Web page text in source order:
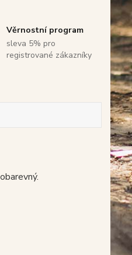
Věrnostní program
sleva 5% pro
registrované zákazníky